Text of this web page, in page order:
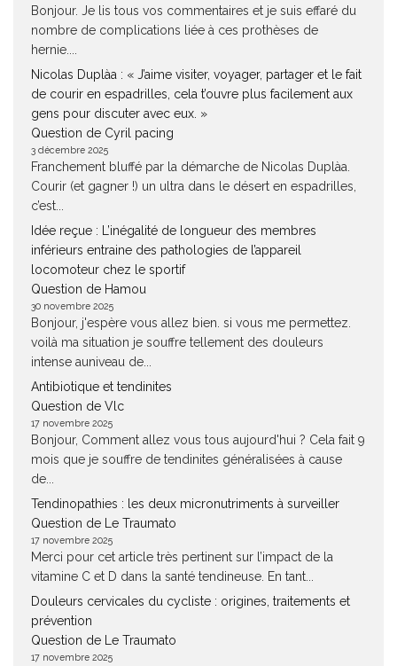
Bonjour. Je lis tous vos commentaires et je suis effaré du
nombre de complications liée à ces prothèses de
hernie....
Nicolas Duplàa : « J’aime visiter, voyager, partager et le fait
de courir en espadrilles, cela t’ouvre plus facilement aux
gens pour discuter avec eux. »
Question de Cyril pacing
3 décembre 2025
Franchement bluffé par la démarche de Nicolas Duplàa.
Courir (et gagner !) un ultra dans le désert en espadrilles,
c’est...
Idée reçue : L’inégalité de longueur des membres
inférieurs entraine des pathologies de l’appareil
locomoteur chez le sportif
Question de Hamou
30 novembre 2025
Bonjour, j'espère vous allez bien. si vous me permettez.
voilà ma situation je souffre tellement des douleurs
intense auniveau de...
Antibiotique et tendinites
Question de Vlc
17 novembre 2025
Bonjour, Comment allez vous tous aujourd'hui ? Cela fait 9
mois que je souffre de tendinites généralisées à cause
de...
Tendinopathies : les deux micronutriments à surveiller
Question de Le Traumato
17 novembre 2025
Merci pour cet article très pertinent sur l’impact de la
vitamine C et D dans la santé tendineuse. En tant...
Douleurs cervicales du cycliste : origines, traitements et
prévention
Question de Le Traumato
17 novembre 2025